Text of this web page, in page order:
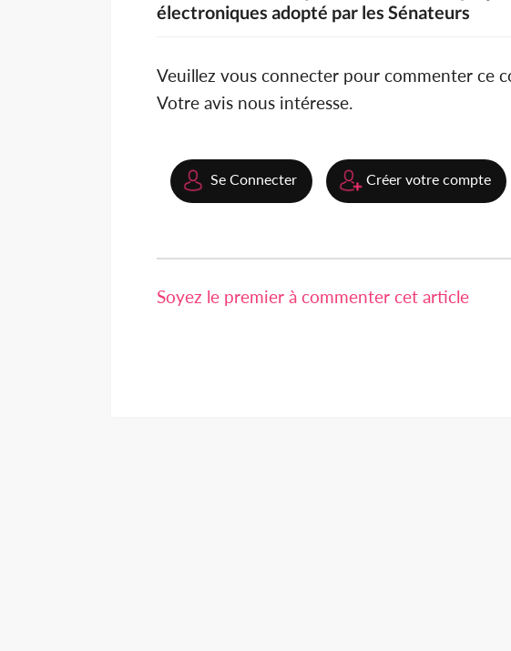
électroniques adopté par les Sénateurs
Veuillez vous connecter pour commenter ce
Votre avis nous intéresse.
Se Connecter Créer votre compte
Soyez le premier à commenter cet article